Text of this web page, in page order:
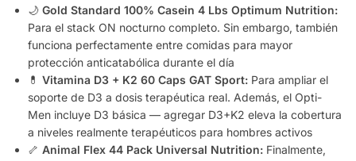
🌙 Gold Standard 100% Casein 4 Lbs Optimum Nutrition:
Para el stack ON nocturno completo. Sin embargo, también
funciona perfectamente entre comidas para mayor
protección anticatabólica durante el día
💊 Vitamina D3 + K2 60 Caps GAT Sport: Para ampliar el
soporte de D3 a dosis terapéutica real. Además, el Opti-
Men incluye D3 básica — agregar D3+K2 eleva la cobertura
a niveles realmente terapéuticos para hombres activos
🦴 Animal Flex 44 Pack Universal Nutrition: Finalmente,